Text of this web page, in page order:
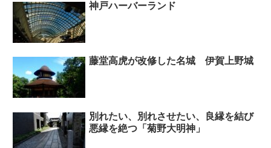
神戸ハーバーランド
藤堂高虎が改修した名城 伊賀上野城
別れたい、別れさせたい、良縁を結び
悪縁を絶つ「菊野大明神」